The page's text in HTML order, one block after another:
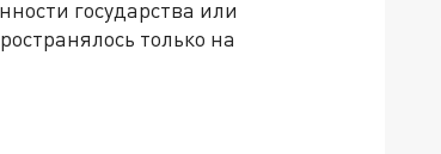
государства или
только на